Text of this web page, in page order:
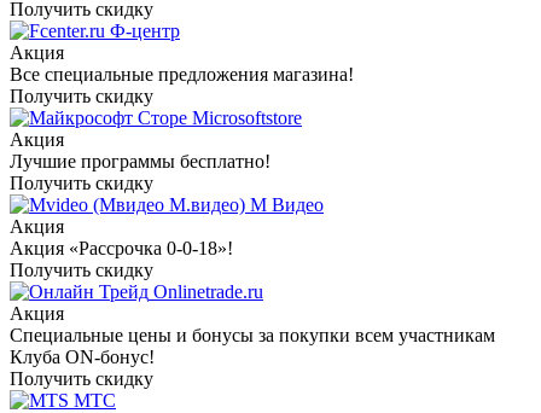
Получить скидку
Ф-центр
Акция
Все специальные предложения магазина!
Получить скидку
Microsoftstore
Акция
Лучшие программы бесплатно!
Получить скидку
М Видео
Акция
Акция «Рассрочка 0-0-18»!
Получить скидку
Onlinetrade.ru
Акция
Специальные цены и бонусы за покупки всем участникам
Клуба ON-бонус!
Получить скидку
МТС